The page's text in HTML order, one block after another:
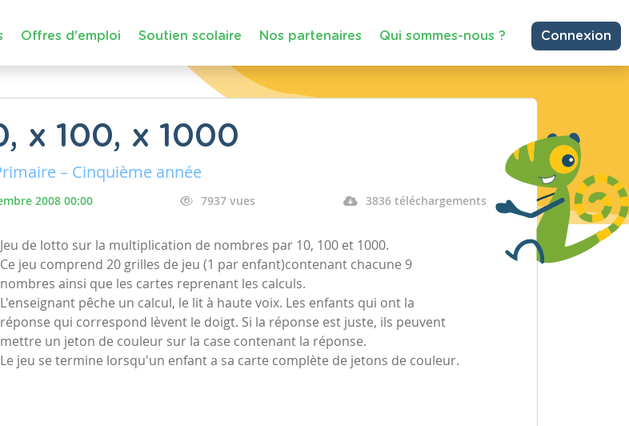
Offres d'emploi Soutien scolaire Nos partenaires Qui sommes-nous ? Connexion
x 100, x 1000
– Cinquième année
2008 00:00 7937 vues 3836 téléchargements
Jeu de lotto sur la multiplication de nombres par 10, 100 et 1000.
Ce jeu comprend 20 grilles de jeu (1 par enfant)contenant chacune 9
nombres ainsi que les cartes reprenant les calculs.
L'enseignant pêche un calcul, le lit à haute voix. Les enfants qui ont la
réponse qui correspond lèvent le doigt. Si la réponse est juste, ils peuvent
mettre un jeton de couleur sur la case contenant la réponse.
Le jeu se termine lorsqu'un enfant a sa carte complète de jetons de couleur.